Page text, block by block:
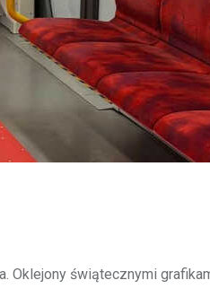
świątecznymi